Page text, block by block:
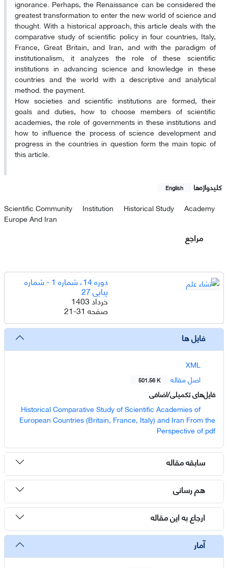
ignorance. Perhaps, the Renaissance can be considered the
greatest transformation to enter the new world of science and
thought. With a historical approach, this article deals with the
comparative study of scientific policy in four countries, Italy,
France, Great Britain, and Iran, and with the paradigm of
institutionalism, it analyzes the role of these scientific
institutions in advancing science and knowledge in these
countries and the world with a descriptive and analytical
method. the payment.
How societies and scientific institutions are formed, their
goals and duties, how to choose members of scientific
academies, the role of governments in these institutions and
how to influence the process of science development and
progress in the countries in question form the main topic of
this article.
کلیدواژه‌ها English
Scientific Community Institution Historical Study
Academy
Europe And Iran
مراجع
دوره 14، شماره 1 - شماره
پیاپی 27
خرداد 1403
صفحه 21-31
فایل ها
XML
اصل مقاله
501.56 K
فایل‌های تکمیلی/اضافی
Historical Comparative Study of Scientific Academies of
European Countries (Britain, France, Italy) and Iran From the
Perspective of.pdf
سابقه مقاله
هم رسانی
ارجاع به این مقاله
آمار